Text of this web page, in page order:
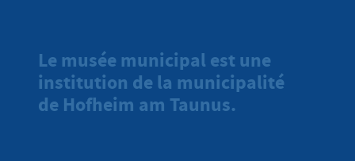
Le musée municipal est une
institution de la municipalité
de Hofheim am Taunus.